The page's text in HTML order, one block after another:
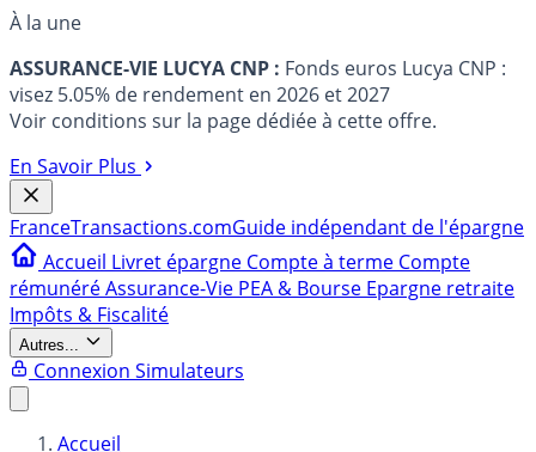
À la une
ASSURANCE-VIE LUCYA CNP : Fonds euros Lucya CNP :
visez 5.05% de rendement en 2026 et 2027
Voir conditions sur la page dédiée à cette offre.
En Savoir Plus
FranceTransactions.comGuide indépendant de l'épargne
Accueil Livret épargne Compte à terme Compte
rémunéréAssurance-Vie PEA & Bourse Epargne retraite
Impôts & Fiscalité
Autres...
Connexion Simulateurs
Accueil